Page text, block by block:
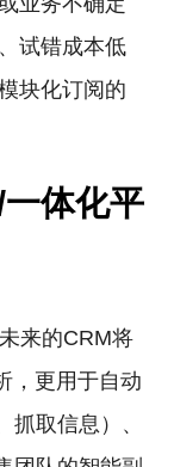
试错成本低
块化订阅的
体化平
未来的CRM将
，更用于自动
取信息）、